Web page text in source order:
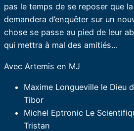
pas le temps de se reposer que
demandera d’enquêter sur un
chose se passe au pied de leur
qui mettra à mal des amitiés…
Avec Artemis en MJ
Maxime Longueville le Dieu
Tibor
Michel Eptronic Le
Tristan